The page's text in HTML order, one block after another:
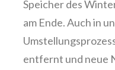
Speicher des
am Ende. Auch in
entfernt und neue